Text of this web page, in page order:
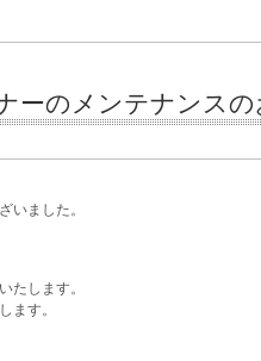
ーのメンテナンス
いました。
たします。
ます。